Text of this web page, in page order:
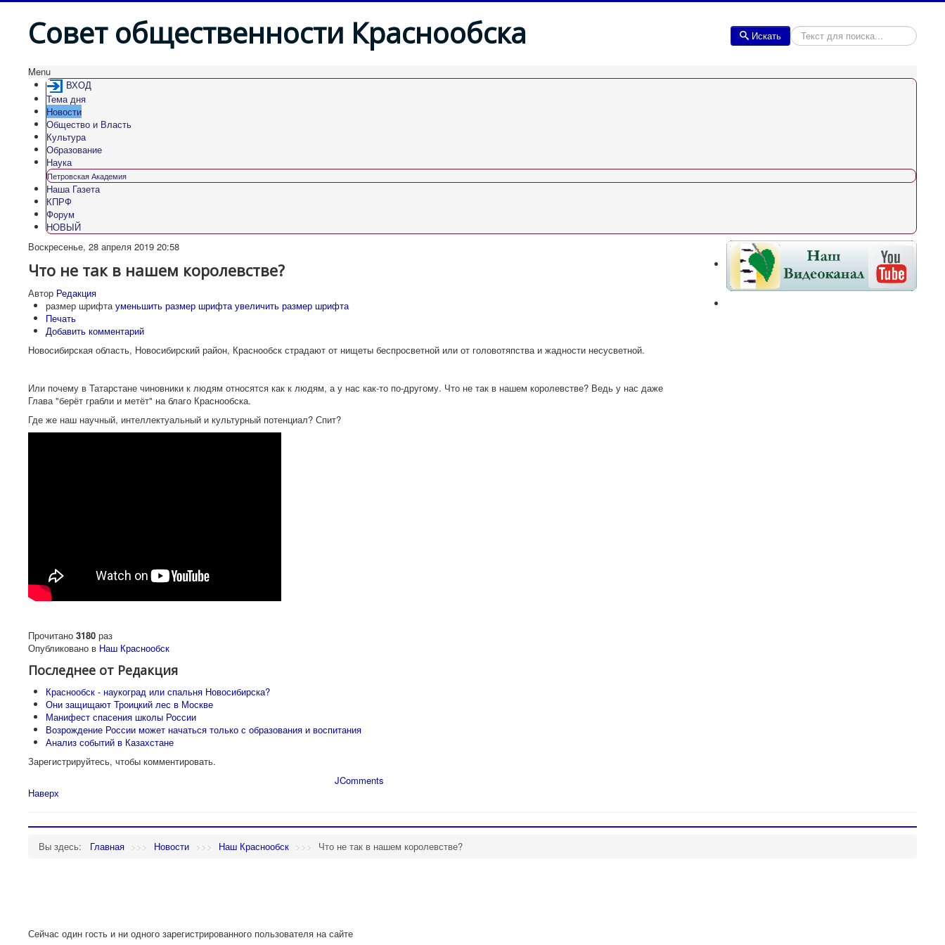
Совет общественности Краснообска Искать Искать
Menu
ВХОД
Тема дня
Новости
Общество и Власть
Культура
Образование
Наука
Петровская Академия
Наша Газета
КПРФ
Форум
НОВЫЙ
Воскресенье, 28 апреля 2019 20:58
Что не так в нашем королевстве?
Автор Редакция
размер шрифта уменьшить размер шрифта увеличить размер шрифта
Печать
Добавить комментарий
Новосибирская область, Новосибирский район, Краснообск страдают от нищеты беспросветной или от головотяпства и жадности несусветной.
Или почему в Татарстане чиновники к людям относятся как к людям, а у нас как-то по-другому. Что не так в нашем королевстве? Ведь у нас даже
Глава "берёт грабли и метёт" на благо Краснообска.
Где же наш научный, интеллектуальный и культурный потенциал? Спит?
Прочитано 3180 раз
Опубликовано в Наш Краснообск
Последнее от Редакция
Краснообск - наукоград или спальня Новосибирска?
Они защищают Троицкий лес в Москве
Манифест спасения школы России
Возрождение России может начаться только с образования и воспитания
Анализ событий в Казахстане
Зарегистрируйтесь, чтобы комментировать.
JComments
Наверх
Вы здесь: Главная >>> Новости >>> Наш Краснообск >>> Что не так в нашем королевстве?
Сейчас один гость и ни одного зарегистрированного пользователя на сайте